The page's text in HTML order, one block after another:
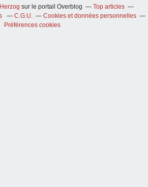
sur le portail Overblog
Top articles
C.G.U.
Cookies et données personnelles
Préférences cookies